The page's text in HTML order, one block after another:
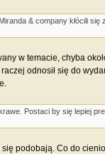
& company kłócili
w temacie, chyba
odnosił się do
Postaci by się lepiej
podobają. Co do